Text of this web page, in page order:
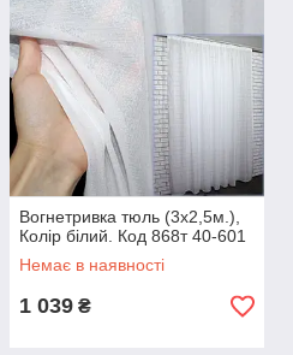
Вогнетривка тюль (3х2,5м.),
Колір білий. Код 868т 40-601
Немає в наявності
1 039 ₴